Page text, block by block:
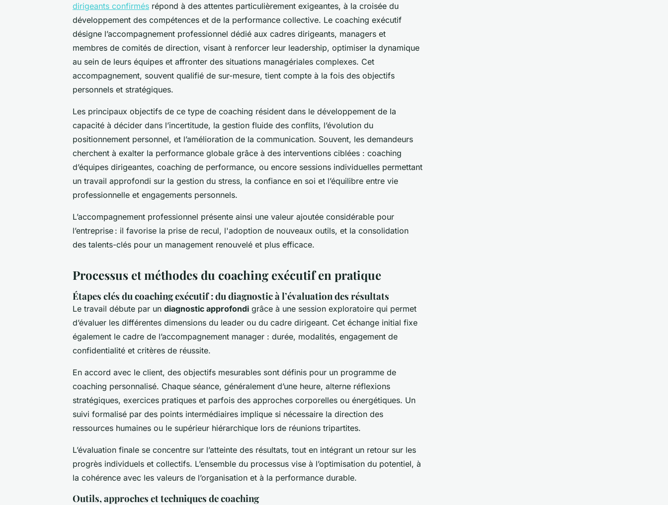
dirigeants confirmés répond à des attentes particulièrement exigeantes, à la croisée du
développement des compétences et de la performance collective. Le coaching exécutif
désigne l’accompagnement professionnel dédié aux cadres dirigeants, managers et
membres de comités de direction, visant à renforcer leur leadership, optimiser la dynamique
au sein de leurs équipes et affronter des situations managériales complexes. Cet
accompagnement, souvent qualifié de sur-mesure, tient compte à la fois des objectifs
personnels et stratégiques.
Les principaux objectifs de ce type de coaching résident dans le développement de la
capacité à décider dans l’incertitude, la gestion fluide des conflits, l’évolution du
positionnement personnel, et l’amélioration de la communication. Souvent, les demandeurs
cherchent à exalter la performance globale grâce à des interventions ciblées : coaching
d’équipes dirigeantes, coaching de performance, ou encore sessions individuelles permettant
un travail approfondi sur la gestion du stress, la confiance en soi et l’équilibre entre vie
professionnelle et engagements personnels.
L’accompagnement professionnel présente ainsi une valeur ajoutée considérable pour
l’entreprise : il favorise la prise de recul, l'adoption de nouveaux outils, et la consolidation
des talents-clés pour un management renouvelé et plus efficace.
Processus et méthodes du coaching exécutif en pratique
Étapes clés du coaching exécutif : du diagnostic à l’évaluation des résultats
Le travail débute par un diagnostic approfondi grâce à une session exploratoire qui permet
d’évaluer les différentes dimensions du leader ou du cadre dirigeant. Cet échange initial fixe
également le cadre de l’accompagnement manager : durée, modalités, engagement de
confidentialité et critères de réussite.
En accord avec le client, des objectifs mesurables sont définis pour un programme de
coaching personnalisé. Chaque séance, généralement d’une heure, alterne réflexions
stratégiques, exercices pratiques et parfois des approches corporelles ou énergétiques. Un
suivi formalisé par des points intermédiaires implique si nécessaire la direction des
ressources humaines ou le supérieur hiérarchique lors de réunions tripartites.
L’évaluation finale se concentre sur l’atteinte des résultats, tout en intégrant un retour sur les
progrès individuels et collectifs. L’ensemble du processus vise à l’optimisation du potentiel, à
la cohérence avec les valeurs de l’organisation et à la performance durable.
Outils, approches et techniques de coaching